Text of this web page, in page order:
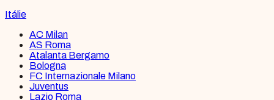
Itálie
AC Milan
AS Roma
Atalanta Bergamo
Bologna
FC Internazionale Milano
Juventus
Lazio Roma